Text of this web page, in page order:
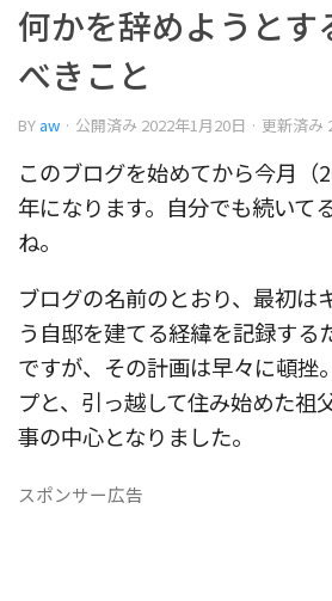
何かを辞めようとす
べきこと
BY aw · 公開済み 2022年1月20日 · 更新済み
このブログを始めてから今月（
年になります。自分でも続いて
ね。
ブログの名前のとおり、最初は
う自邸を建てる経緯を記録する
ですが、その計画は早々に頓挫
プと、引っ越して住み始めた祖
事の中心となりました。
スポンサー広告